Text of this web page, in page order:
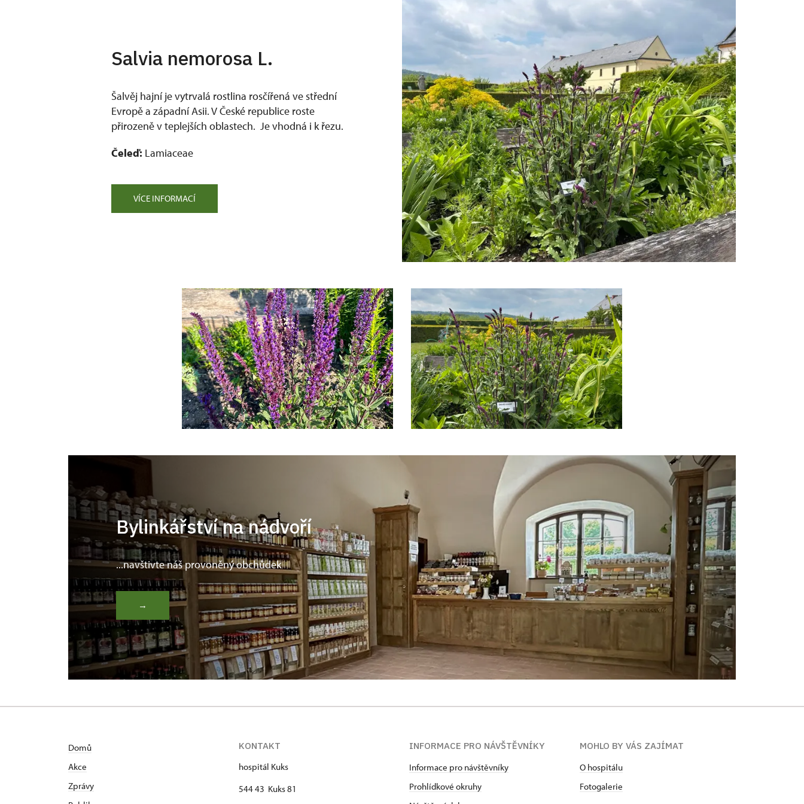
Salvia nemorosa L.
Šalvěj hajní je vytrvalá rostlina rosčířená ve střední
Evropě a západní Asii. V České republice roste
přirozeně v teplejších oblastech. Je vhodná i k řezu.
Čeleď: Lamiaceae
VÍCE INFORMACÍ
Bylinkářství na nádvoří
...navštivte náš provoněný obchůdek
→
Domů
Akce
Zprávy
KONTAKT
hospitál Kuks
544 43 Kuks 81
INFORMACE PRO NÁVŠTĚVNÍKY
Informace pro návštěvníky
Prohlídkové okruhy
MOHLO BY VÁS ZAJÍMAT
O hospitálu
Fotogalerie